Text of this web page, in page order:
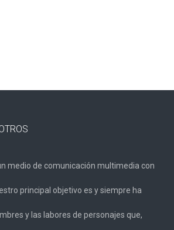
medio de comunicación multimedia con
principal objetivo es y siempre ha
y las labores de personajes que,